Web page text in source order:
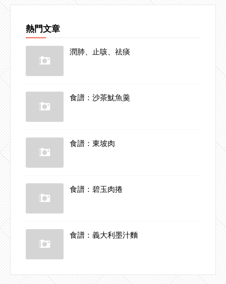
熱門文章
潤肺、止咳、祛痰
食譜：沙茶魷魚羹
食譜：東坡肉
食譜：碧玉肉捲
食譜：義大利墨汁麵